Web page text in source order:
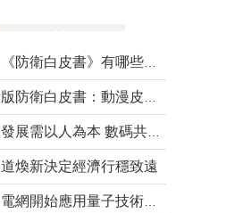
煥新決定經濟行穩致遠